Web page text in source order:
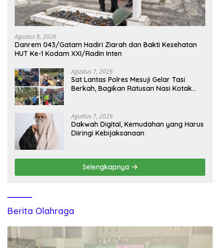
Agustus 8, 2026
Danrem 043/Gatam Hadiri Ziarah dan Bakti Kesehatan
HUT Ke-1 Kodam XXI/Radin Inten
Agustus 7, 2026
Sat Lantas Polres Mesuji Gelar Tasi
Berkah, Bagikan Ratusan Nasi Kotak
Agustus 7, 2026
Dakwah Digital, Kemudahan yang Harus
Diiringi Kebijaksanaan
Selengkapnya
Berita Olahraga